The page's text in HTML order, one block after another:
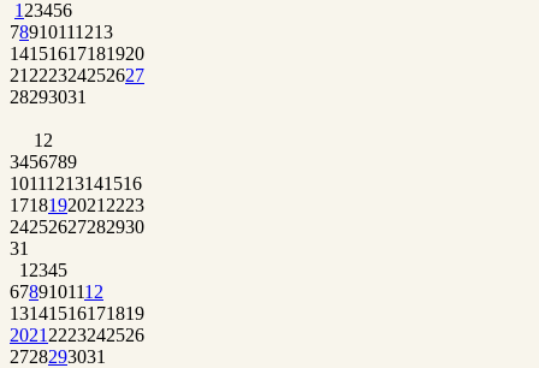
1 23456
78910111213
14151617181920
21 222324252627
28293031
1 2
3456789
10111213141516
1718192021 2223
24252627282930
31
1 2345
6789101112
13141516171819
2021 2223242526
2728293031